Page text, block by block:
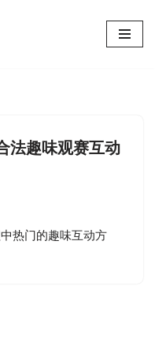
法趣味观赛互动
热门的趣味互动方